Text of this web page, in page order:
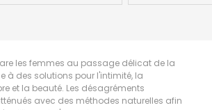
les femmes au passage délicat de la
à des solutions pour l'intimité, la
et la beauté. Les désagréments
avec des méthodes naturelles afin